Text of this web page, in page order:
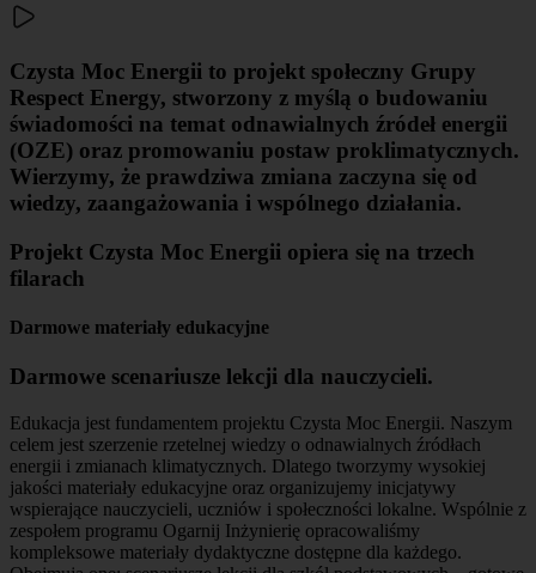
Czysta Moc Energii to projekt społeczny Grupy
Respect Energy, stworzony z myślą o budowaniu
świadomości na temat odnawialnych źródeł energii
(OZE) oraz promowaniu postaw proklimatycznych.
Wierzymy, że prawdziwa zmiana zaczyna się od
wiedzy, zaangażowania i wspólnego działania.
Projekt Czysta Moc Energii opiera się na trzech
filarach
Darmowe materiały edukacyjne
Darmowe scenariusze lekcji dla nauczycieli.
Edukacja jest fundamentem projektu Czysta Moc Energii. Naszym
celem jest szerzenie rzetelnej wiedzy o odnawialnych źródłach
energii i zmianach klimatycznych. Dlatego tworzymy wysokiej
jakości materiały edukacyjne oraz organizujemy inicjatywy
wspierające nauczycieli, uczniów i społeczności lokalne. Wspólnie z
zespołem programu Ogarnij Inżynierię opracowaliśmy
kompleksowe materiały dydaktyczne dostępne dla każdego.